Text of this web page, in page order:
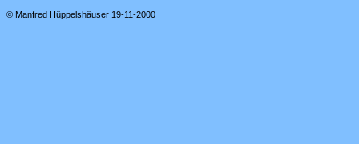
© Manfred Hüppelshäuser 19-11-2000